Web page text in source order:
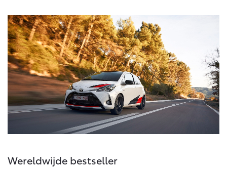
Mirai
WATERSTOF-ELEKTRISCH
Vanaf € 76.695,-
Proace City (excl. BTW)
OOK ALS BATTERIJ-
ELEKTRISCH
Vanaf € 27.945,-
OOK ALS BATTERIJ-
ELEKTRISCH
Wereldwijde bestseller